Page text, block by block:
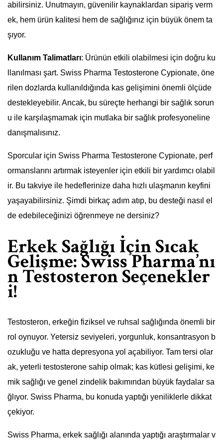
abilirsiniz. Unutmayın, güvenilir kaynaklardan sipariş verm
ek, hem ürün kalitesi hem de sağlığınız için büyük önem ta
şıyor.
Kullanım Talimatları: Ürünün etkili olabilmesi için doğru ku
llanılması şart. Swiss Pharma Testosterone Cypionate, öne
rilen dozlarda kullanıldığında kas gelişimini önemli ölçüde
destekleyebilir. Ancak, bu süreçte herhangi bir sağlık sorun
u ile karşılaşmamak için mutlaka bir sağlık profesyoneline
danışmalısınız.
Sporcular için Swiss Pharma Testosterone Cypionate, perf
ormanslarını artırmak isteyenler için etkili bir yardımcı olabil
ir. Bu takviye ile hedeflerinize daha hızlı ulaşmanın keyfini
yaşayabilirsiniz. Şimdi birkaç adım atıp, bu desteği nasıl el
de edebileceğinizi öğrenmeye ne dersiniz?
Erkek Sağlığı İçin Sıcak
Gelişme: Swiss Pharma’nı
n Testosteron Seçenekler
i!
Testosteron, erkeğin fiziksel ve ruhsal sağlığında önemli bir
rol oynuyor. Yetersiz seviyeleri, yorgunluk, konsantrasyon b
ozukluğu ve hatta depresyona yol açabiliyor. Tam tersi olar
ak, yeterli testosterone sahip olmak; kas kütlesi gelişimi, ke
mik sağlığı ve genel zindelik bakımından büyük faydalar sa
ğlıyor. Swiss Pharma, bu konuda yaptığı yeniliklerle dikkat
çekiyor.
Swiss Pharma, erkek sağlığı alanında yaptığı araştırmalar v